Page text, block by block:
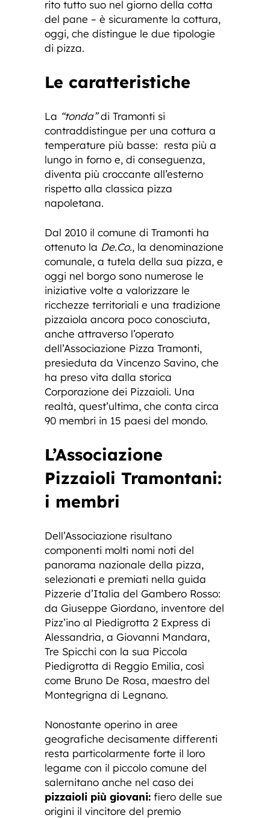
rito tutto suo nel giorno della cotta
del pane – è sicuramente la cottura,
oggi, che distingue le due tipologie
di pizza.
Le caratteristiche
La “tonda”di Tramonti si
contraddistingue per una cottura a
temperature più basse: resta più a
lungo in forno e, di conseguenza,
diventa più croccante all’esterno
rispetto alla classica pizza
napoletana.
Dal 2010 il comune di Tramonti ha
ottenuto la De.Co., la denominazione
comunale, a tutela della sua pizza, e
oggi nel borgo sono numerose le
iniziative volte a valorizzare le
ricchezze territoriali e una tradizione
pizzaiola ancora poco conosciuta,
anche attraverso l’operato
dell’Associazione Pizza Tramonti,
presieduta da Vincenzo Savino, che
ha preso vita dalla storica
Corporazione dei Pizzaioli. Una
realtà, quest’ultima, che conta circa
90 membri in 15 paesi del mondo.
L’Associazione
Pizzaioli Tramontani:
i membri
Dell’Associazione risultano
componenti molti nomi noti del
panorama nazionale della pizza,
selezionati e premiati nella guida
Pizzerie d’Italia del Gambero Rosso:
da Giuseppe Giordano, inventore del
Pizz’ino al Piedigrotta 2 Express di
Alessandria, a Giovanni Mandara,
Tre Spicchi con la sua Piccola
Piedigrotta di Reggio Emilia, così
come Bruno De Rosa, maestro del
Montegrigna di Legnano.
Nonostante operino in aree
geografiche decisamente differenti
resta particolarmente forte il loro
legame con il piccolo comune del
salernitano anche nel caso dei
pizzaioli più giovani: fiero delle sue
origini il vincitore del premio